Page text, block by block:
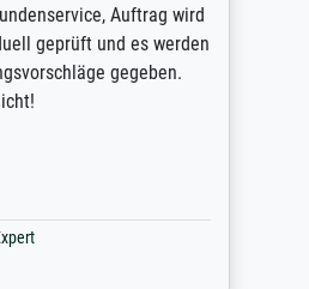
Auftrag wird
und es werden
gegeben.